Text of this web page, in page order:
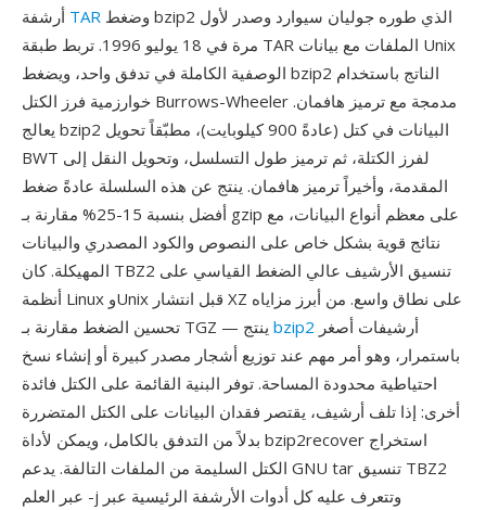
TAR
مرة في 18 يوليو 1996. تربط طبقة TAR الملفات مع بيانات Unix
الوصفية الكاملة في تدفق واحد، ويضغط bzip2 الناتج باستخدام
خوارزمية فرز الكتل Burrows-Wheeler مدمجة مع ترميز هافمان.
يعالج bzip2 البيانات في كتل (عادةً 900 كيلوبايت)، مطبّقاً تحويل
BWT لفرز الكتلة، ثم ترميز طول التسلسل، وتحويل النقل إلى
المقدمة، وأخيراً ترميز هافمان. ينتج عن هذه السلسلة عادةً ضغط
أفضل بنسبة 15-25% مقارنة بـ gzip على معظم أنواع البيانات، مع
نتائج قوية بشكل خاص على النصوص والكود المصدري والبيانات
المهيكلة. كان TBZ2 تنسيق الأرشيف عالي الضغط القياسي على
أنظمة Linux وUnix قبل انتشار XZ على نطاق واسع. من أبرز مزاياه
bzip2
باستمرار، وهو أمر مهم عند توزيع أشجار مصدر كبيرة أو إنشاء نسخ
احتياطية محدودة المساحة. توفر البنية القائمة على الكتل فائدة
أخرى: إذا تلف أرشيف، يقتصر فقدان البيانات على الكتل المتضررة
بدلاً من التدفق بالكامل، ويمكن لأداة bzip2recover استخراج
الكتل السليمة من الملفات التالفة. يدعم GNU tar تنسيق TBZ2
عبر العلم -j وتتعرف عليه كل أدوات الأرشفة الرئيسية عبر